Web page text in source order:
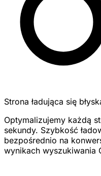
Strona ładująca się
Optymalizujemy każdą
sekundy. Szybkość
bezpośrednio na
wynikach wyszukiwania